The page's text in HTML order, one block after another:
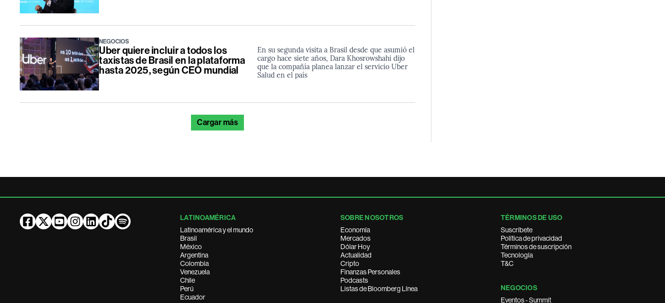
NEGOCIOS
Uber quiere incluir a todos los
taxistas de Brasil en la plataforma
hasta 2025, según CEO mundial
En su segunda visita a Brasil desde que asumió el
cargo hace siete años, Dara Khosrowshahi dijo
que la compañía planea lanzar el servicio Uber
Salud en el país
Cargar más
LATINOAMÉRICA
Latinoamérica y el mundo
Brasil
México
Argentina
Colombia
Venezuela
Chile
Perú
Ecuador
SOBRE NOSOTROS
Economía
Mercados
Dólar Hoy
Actualidad
Cripto
Finanzas Personales
Podcasts
Listas de Bloomberg Línea
TÉRMINOS DE USO
Suscríbete
Política de privacidad
Términos de suscripción
Tecnología
T&C
NEGOCIOS
Eventos - Summit